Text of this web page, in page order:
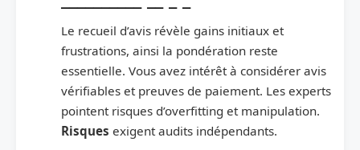
Le recueil d’avis révèle gains initiaux et
frustrations, ainsi la pondération reste
essentielle. Vous avez intérêt à considérer avis
vérifiables et preuves de paiement. Les experts
pointent risques d’overfitting et manipulation.
Risques exigent audits indépendants.